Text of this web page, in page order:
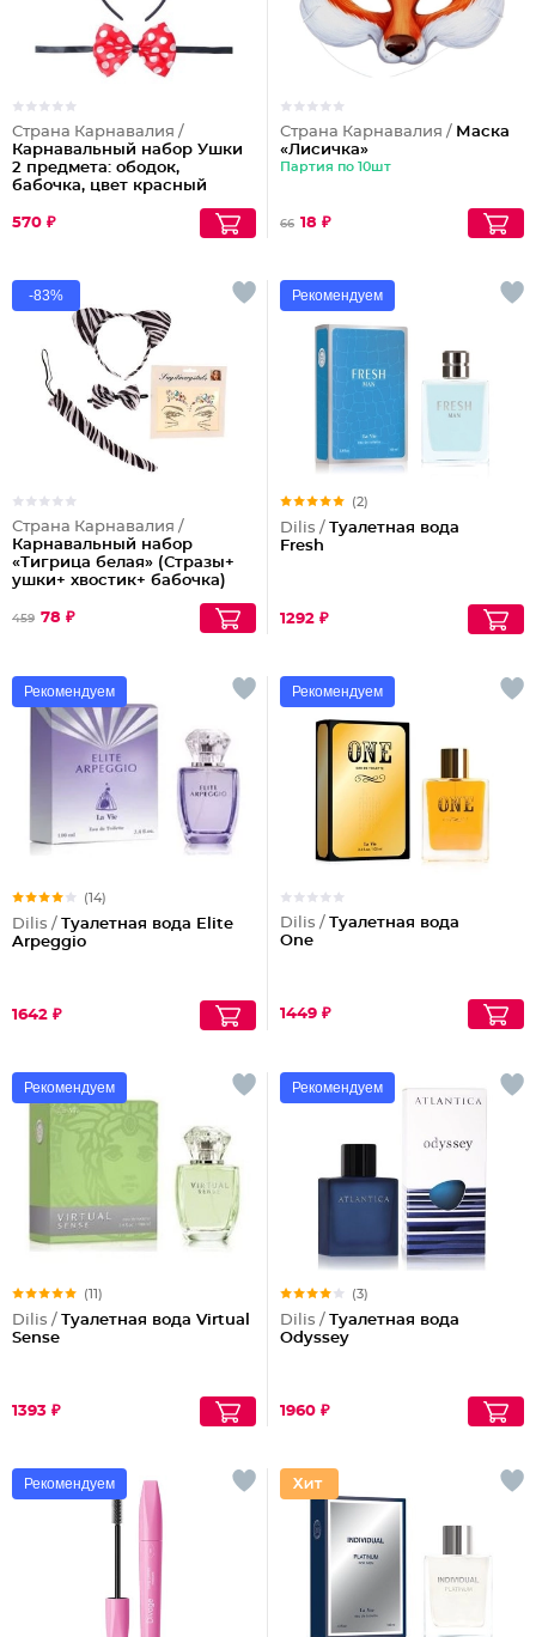
Страна Карнавалия /
Карнавальный набор Ушки
2 предмета: ободок,
бабочка, цвет красный
570 ₽
Страна Карнавалия / Маска
«Лисичка»
Партия по 10шт
66 18 ₽
-83%
Страна Карнавалия /
Карнавальный набор
«Тигрица белая» (Стразы+
ушки+ хвостик+ бабочка)
459 78 ₽
Рекомендуем
(2)
Dilis / Туалетная вода
Fresh
1292 ₽
Рекомендуем
(14)
Dilis / Туалетная вода Elite
Arpeggio
1642 ₽
Рекомендуем
Dilis / Туалетная вода
One
1449 ₽
Рекомендуем
(11)
Dilis / Туалетная вода Virtual
Sense
1393 ₽
Рекомендуем
(3)
Dilis / Туалетная вода
Odyssey
1960 ₽
Рекомендуем